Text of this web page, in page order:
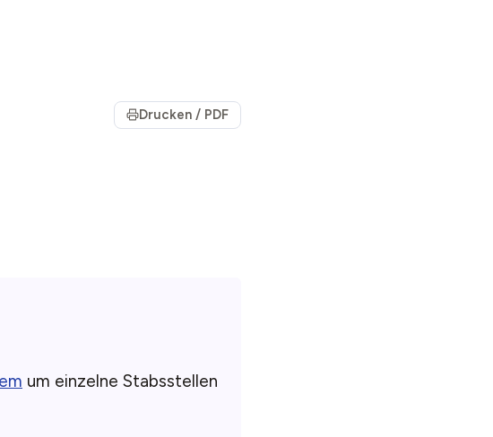
Drucken / PDF
um einzelne Stabsstellen